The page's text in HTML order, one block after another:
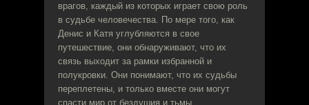
врагов, каждый из которых играет свою роль
в судьбе человечества. По мере того, как
Денис и Катя углубляются в свое
путешествие, они обнаруживают, что их
связь выходит за рамки избранной и
полукровки. Они понимают, что их судьбы
переплетены, и только вместе они могут
спасти мир от бездушия и тьмы.